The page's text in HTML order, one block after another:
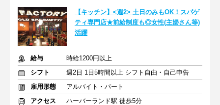
【キッチン】<週2> 土日のみもOK！スパゲ
ティ専門店★前給制度も◎女性(主婦さん等)
活躍
給与
時給1200円以上
シフト
週2日 1日5時間以上 シフト自由・自己申告
雇用形態
アルバイト・パート
アクセス
ハーバーランド駅 徒歩5分